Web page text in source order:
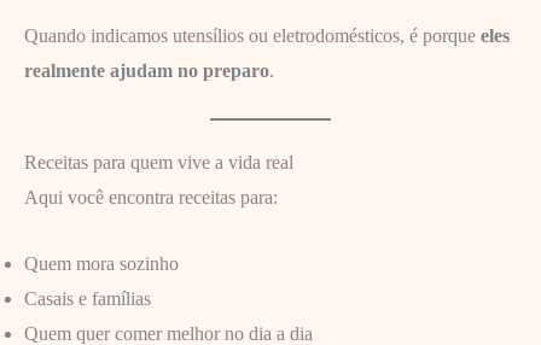
Quando indicamos utensílios ou eletrodomésticos, é porque eles
realmente ajudam no preparo.
Receitas para quem vive a vida real
Aqui você encontra receitas para:
Quem mora sozinho
Casais e famílias
Quem quer comer melhor no dia a dia